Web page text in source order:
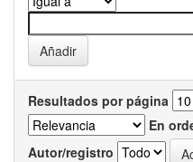
Resultados por página
En
Autor/registro